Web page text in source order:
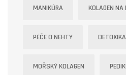
MANIKÚRA KOLAGEN NA
PÉČE O NEHTY
MOŘSKÝ KOLAGEN